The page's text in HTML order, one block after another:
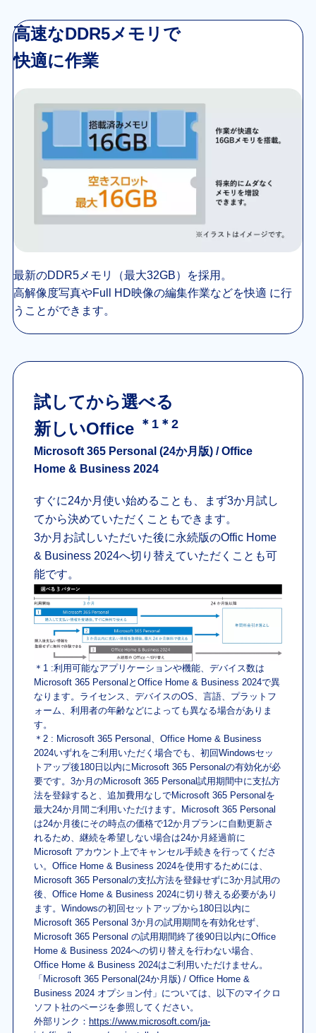
高速なDDR5メモリで
快適に作業
最新のDDR5メモリ（最大32GB）を採用。
高解像度写真やFull HD映像の編集作業などを快適 に行
うことができます。
試してから選べる
新しいOffice ＊1＊2
Microsoft 365 Personal (24か月版) / Office
Home & Business 2024
すぐに24か月使い始めることも、まず3か月試し
てから決めていただくこともできます。
3か月お試しいただいた後に永続版のOffic Home
& Business 2024へ切り替えていただくことも可
能です。
＊1 :利用可能なアプリケーションや機能、デバイス数は
Microsoft 365 PersonalとOffice Home & Business 2024で異
なります。ライセンス、デバイスのOS、言語、プラットフ
ォーム、利用者の年齢などによっても異なる場合がありま
す。
＊2 : Microsoft 365 Personal、Office Home & Business
2024いずれをご利用いただく場合でも、初回Windowsセッ
トアップ後180日以内にMicrosoft 365 Personalの有効化が必
要です。3か月のMicrosoft 365 Personal試用期間中に支払方
法を登録すると、追加費用なしでMicrosoft 365 Personalを
最大24か月間ご利用いただけます。Microsoft 365 Personal
は24か月後にその時点の価格で12か月プランに自動更新さ
れるため、継続を希望しない場合は24か月経過前に
Microsoft アカウント上でキャンセル手続きを行ってくださ
い。Office Home & Business 2024を使用するためには、
Microsoft 365 Personalの支払方法を登録せずに3か月試用の
後、Office Home & Business 2024に切り替える必要があり
ます。Windowsの初回セットアップから180日以内に
Microsoft 365 Personal 3か月の試用期間を有効化せず、
Microsoft 365 Personal の試用期間終了後90日以内にOffice
Home & Business 2024への切り替えを行わない場合、
Office Home & Business 2024はご利用いただけません。
「Microsoft 365 Personal(24か月版) / Office Home &
Business 2024 オプション付」については、以下のマイクロ
ソフト社のページを参照してください。
外部リンク： https://www.microsoft.com/ja-